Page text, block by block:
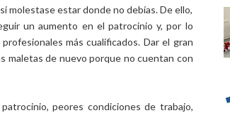
molestase estar donde no debías. De ello,
un aumento en el patrocinio y, por lo
más cualificados. Dar el gran
maletas de nuevo porque no cuentan con
peores condiciones de trabajo,